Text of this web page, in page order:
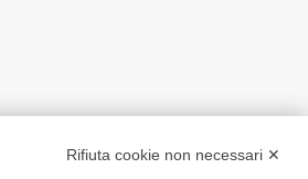
Rifiuta cookie non necessari ✕